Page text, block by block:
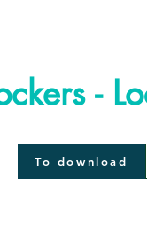
-
To download